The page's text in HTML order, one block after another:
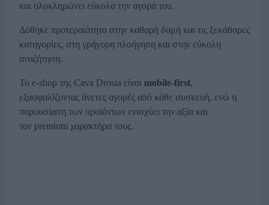
και ολοκληρώνει εύκολα την αγορά του.
Δόθηκε προτεραιότητα στην καθαρή δομή και τις ξεκάθαρες
κατηγορίες, στη γρήγορη πλοήγηση και στην εύκολη
αναζήτηση.
Το e-shop της Cava Drosia είναι mobile-first,
εξασφαλίζοντας άνετες αγορές από κάθε συσκευή, ενώ η
παρουσίαση των προϊόντων ενισχύει την αξία και
τον premium χαρακτήρα τους.